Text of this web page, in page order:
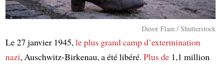
Davor Flam / Shutterstock
Le 27 janvier 1945,le plus grandcamp d’extermination
nazi, Auschwitz-Birkenau, a été libéré. Plus de1,1 million